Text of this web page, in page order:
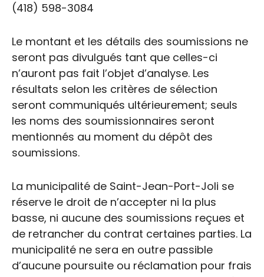
(418) 598-3084
Le montant et les détails des soumissions ne
seront pas divulgués tant que celles-ci
n’auront pas fait l’objet d’analyse. Les
résultats selon les critères de sélection
seront communiqués ultérieurement; seuls
les noms des soumissionnaires seront
mentionnés au moment du dépôt des
soumissions.
La municipalité de Saint-Jean-Port-Joli se
réserve le droit de n’accepter ni la plus
basse, ni aucune des soumissions reçues et
de retrancher du contrat certaines parties. La
municipalité ne sera en outre passible
d’aucune poursuite ou réclamation pour frais